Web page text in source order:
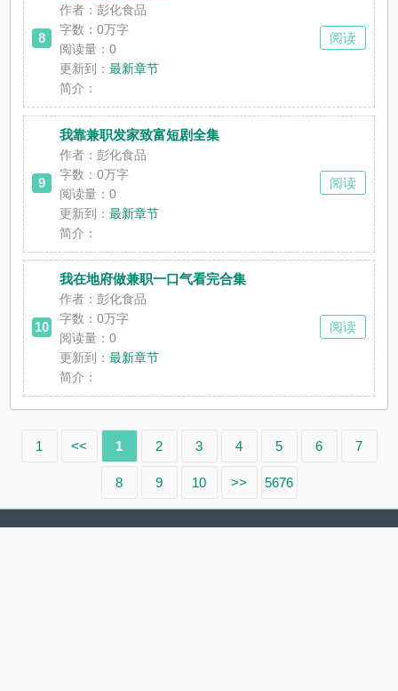
8
作者：彭化食品
字数：0万字
阅读量：0
更新到：最新章节
简介：
阅读
9
我靠兼职发家致富短剧全集
作者：彭化食品
字数：0万字
阅读量：0
更新到：最新章节
简介：
阅读
10
我在地府做兼职一口气看完合集
作者：彭化食品
字数：0万字
阅读量：0
更新到：最新章节
简介：
阅读
1 << 1 2 3 4 5 6 7
8 9 10 >> 5676